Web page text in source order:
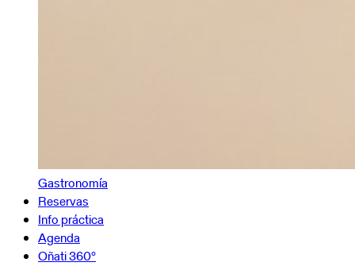
Gastronomía
Reservas
Info práctica
Agenda
Oñati 360º